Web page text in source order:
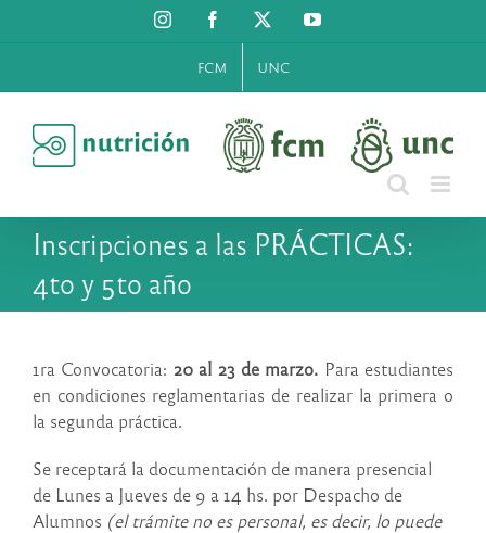
al
InstagramFacebook YouTube
FCM UNC
Inscripciones a las PRÁCTICAS:
4to y 5to año
1ra Convocatoria: 20 al 23 de marzo. Para estudiantes
en condiciones reglamentarias de realizar la primera o
la segunda práctica.
Se receptará la documentación de manera presencial
de Lunes a Jueves de 9 a 14 hs. por Despacho de
Alumnos (el trámite no es personal, es decir, lo puede